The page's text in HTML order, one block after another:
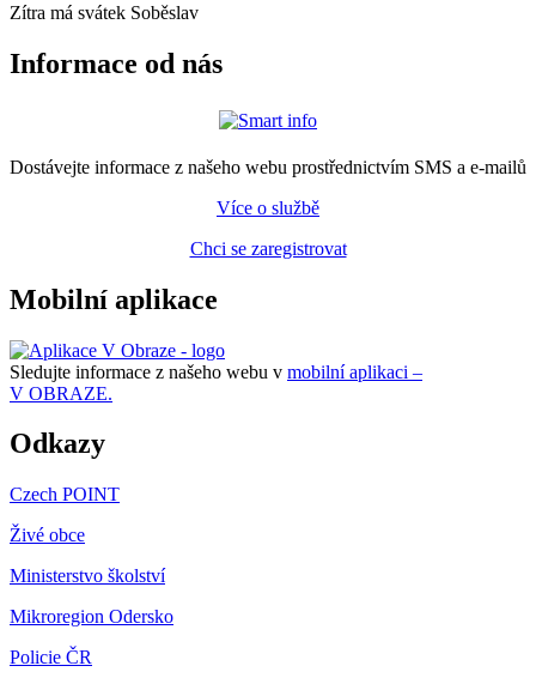
Zítra má svátek Soběslav
Informace od nás
Dostávejte informace z našeho webu prostřednictvím SMS a e-mailů
Více o službě
Chci se zaregistrovat
Mobilní aplikace
Sledujte informace z našeho webu v mobilní aplikaci –
V OBRAZE.
Odkazy
Czech POINT
Živé obce
Ministerstvo školství
Mikroregion Odersko
Policie ČR